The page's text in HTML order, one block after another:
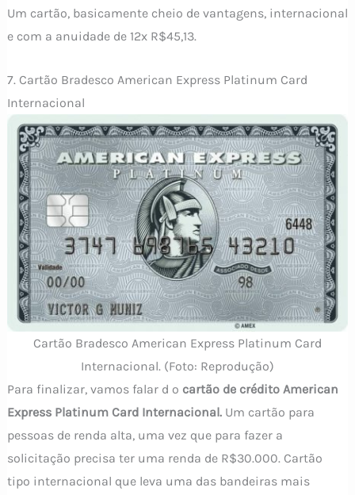
Um cartão, basicamente cheio de vantagens, internacional
e com a anuidade de 12x R$45,13.
7. Cartão Bradesco American Express Platinum Card
Internacional
Cartão Bradesco American Express Platinum Card
Internacional. (Foto: Reprodução)
Para finalizar, vamos falar d o cartão de crédito American
Express Platinum Card Internacional.Um cartão para
pessoas de renda alta, uma vez que para fazer a
solicitação precisa ter uma renda de R$30.000. Cartão
tipo internacional que leva uma das bandeiras mais